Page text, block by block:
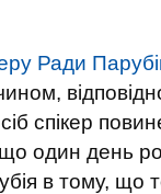
Ради
спікер
що один день
в тому, що